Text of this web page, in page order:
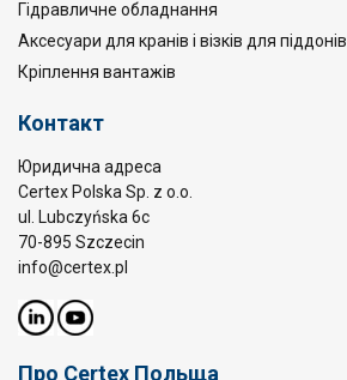
Гідравличне обладнання
Аксесуари для кранів і візків для піддонів
Кріплення вантажів
Контакт
Юридична адреса
Certex Polska Sp. z o.o.
ul. Lubczyńska 6c
70-895 Szczecin
info@certex.pl
Про Certex Польща